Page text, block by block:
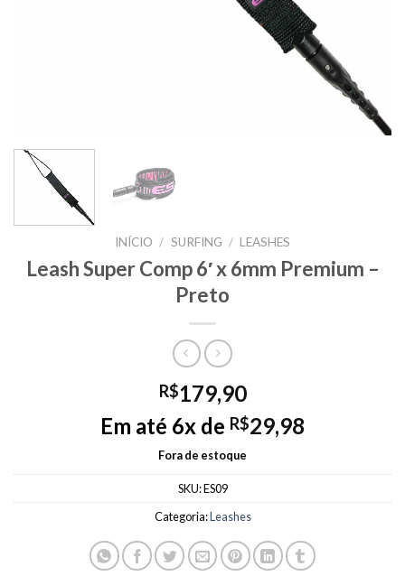
INÍCIO / SURFING / LEASHES
Leash Super Comp 6′ x 6mm Premium –
Preto
R$179,90
Em até 6x de R$29,98
Fora de estoque
SKU:ES09
Categoria:Leashes